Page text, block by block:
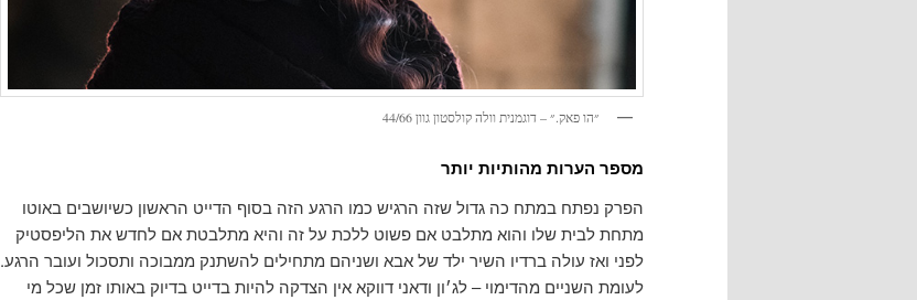
״הו פאק.״ – דוגמנית וולה קולסטון גוון 44/66
מספר הערות מהותיות יותר
הפרק נפתח במתח כה גדול שזה הרגיש כמו הרגע הזה בסוף הדייט הראשון כשיושבים באוטו
מתחת לבית שלו והוא מתלבט אם פשוט ללכת על זה והיא מתלבטת אם לחדש את הליפסטיק
לפני ואז עולה ברדיו השיר ילד של אבא ושניהם מתחילים להשתנק ממבוכה ותסכול ועובר הרגע.
לעומת השניים מהדימוי – לג׳ון ודאני דווקא אין הצדקה להיות בדייט בדיוק באותו זמן שכל מי